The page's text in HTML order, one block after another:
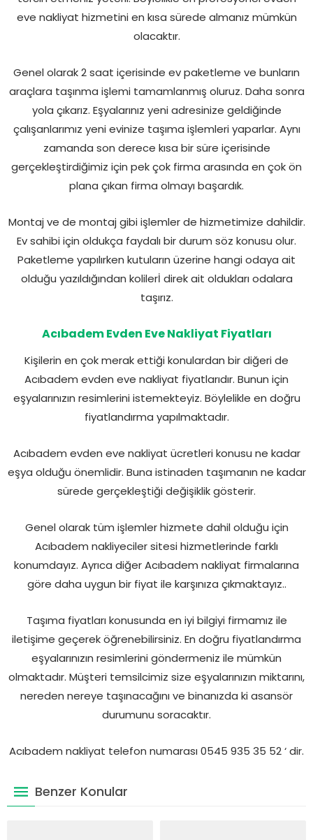
eve nakliyat hizmetini en kısa sürede almanız mümkün
olacaktır.
Genel olarak 2 saat içerisinde ev paketleme ve bunların
araçlara taşınma işlemi tamamlanmış oluruz. Daha sonra
yola çıkarız. Eşyalarınız yeni adresinize geldiğinde
çalışanlarımız yeni evinize taşıma işlemleri yaparlar. Aynı
zamanda son derece kısa bir süre içerisinde
gerçekleştirdiğimiz için pek çok firma arasında en çok ön
plana çıkan firma olmayı başardık.
Montaj ve de montaj gibi işlemler de hizmetimize dahildir.
Ev sahibi için oldukça faydalı bir durum söz konusu olur.
Paketleme yapılırken kutuların üzerine hangi odaya ait
olduğu yazıldığından kolilerİ direk ait oldukları odalara
taşırız.
Acıbadem Evden Eve Nakliyat Fiyatları
Kişilerin en çok merak ettiği konulardan bir diğeri de
Acıbadem evden eve nakliyat fiyatlarıdır. Bunun için
eşyalarınızın resimlerini istemekteyiz. Böylelikle en doğru
fiyatlandırma yapılmaktadır.
Acıbadem evden eve nakliyat ücretleri konusu ne kadar
eşya olduğu önemlidir. Buna istinaden taşımanın ne kadar
sürede gerçekleştiği değişiklik gösterir.
Genel olarak tüm işlemler hizmete dahil olduğu için
Acıbadem nakliyeciler sitesi hizmetlerinde farklı
konumdayız. Ayrıca diğer Acıbadem nakliyat firmalarına
göre daha uygun bir fiyat ile karşınıza çıkmaktayız..
Taşıma fiyatları konusunda en iyi bilgiyi firmamız ile
iletişime geçerek öğrenebilirsiniz. En doğru fiyatlandırma
eşyalarınızın resimlerini göndermeniz ile mümkün
olmaktadır. Müşteri temsilcimiz size eşyalarınızın miktarını,
nereden nereye taşınacağını ve binanızda ki asansör
durumunu soracaktır.
Acıbadem nakliyat telefon numarası 0545 935 35 52 ‘ dir.
Benzer Konular